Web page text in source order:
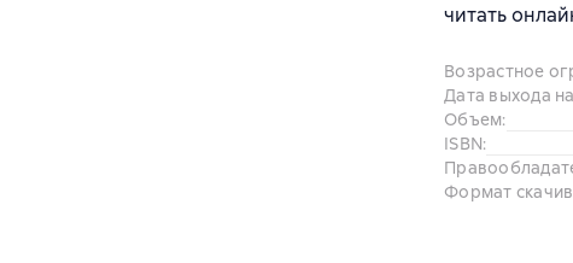
читать
Возрастное
Дата выхода
Объем:
ISBN:
Формат